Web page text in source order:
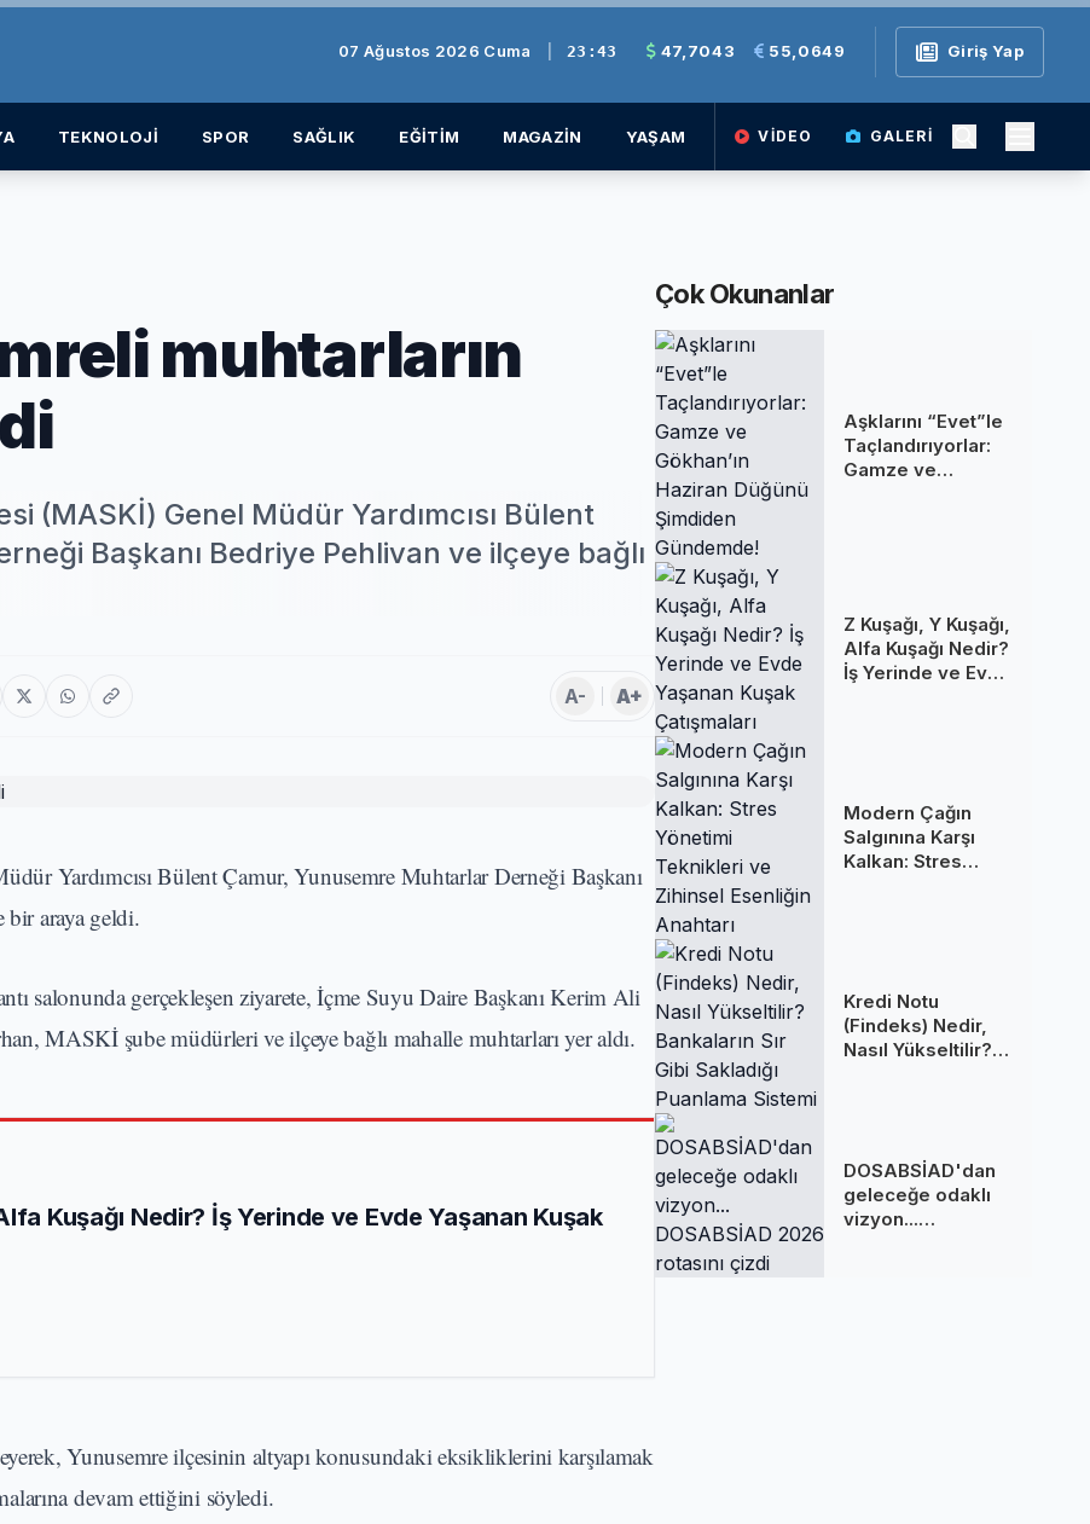
07 Ağustos 2026 Cuma 23:43 47,7043 55,0649 Giriş Yap
TEKNOLOJİ SPOR SAĞLIK EĞİTİM MAGAZİN YAŞAM VIDEO GALERI
muhtarların
(MASKİ) Genel Müdür Yardımcısı Bülent
Başkanı Bedriye Pehlivan ve ilçeye bağlı
A- A+
Yardımcısı Bülent Çamur, Yunusemre Muhtarlar Derneği Başkanı
bir araya geldi.
salonunda gerçekleşen ziyarete, İçme Suyu Daire Başkanı Kerim Ali
MASKİ şube müdürleri ve ilçeye bağlı mahalle muhtarları yer aldı.
Kuşağı Nedir? İş Yerinde ve Evde Yaşanan Kuşak
Yunusemre ilçesinin altyapı konusundaki eksikliklerini karşılamak
devam ettiğini söyledi.
Çok Okunanlar
Aşklarını “Evet”le
Taçlandırıyorlar:
Gamze ve
Z Kuşağı, Y Kuşağı,
Alfa Kuşağı Nedir?
İş Yerinde ve Evde
Modern Çağın
Salgınına Karşı
Kalkan: Stres
Kredi Notu
(Findeks) Nedir,
Nasıl Yükseltilir?
DOSABSİAD'dan
geleceğe odaklı
vizyon...